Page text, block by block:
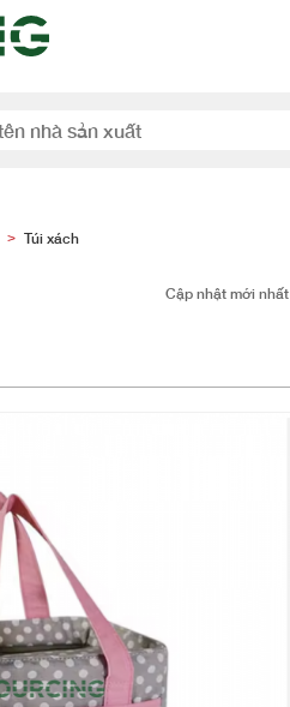
> Túi xách
Cập nhật mới nhất